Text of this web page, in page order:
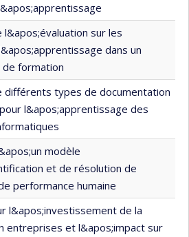
l&apos;évaluation sur les
dans un
formation
différents types de documentation
l&apos;apprentissage des
modèle
et de résolution de
performance humaine
l&apos;investissement de la
entreprises et l&apos;impact sur